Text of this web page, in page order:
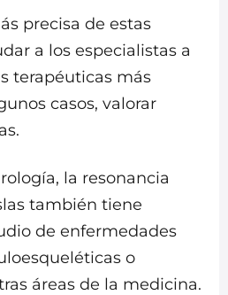
precisa de estas
a los especialistas a
terapéuticas más
casos, valorar
la resonancia
también tiene
de enfermedades
o
áreas de la medicina.